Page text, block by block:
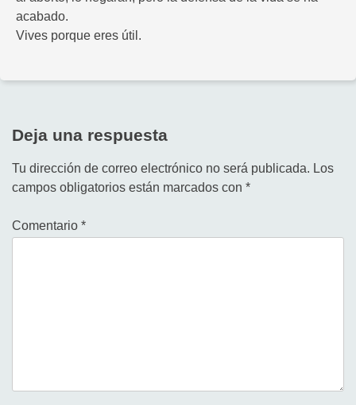
acabado.
Vives porque eres útil.
Deja una respuesta
Tu dirección de correo electrónico no será publicada. Los
campos obligatorios están marcados con *
Comentario *